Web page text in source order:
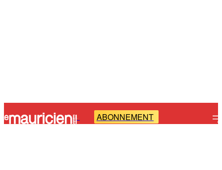
- ABONNEMENT